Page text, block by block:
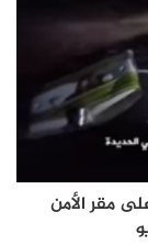
مقر الأمن